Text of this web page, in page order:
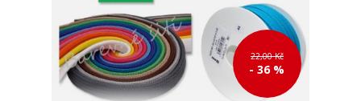
22,00 Kč
- 36 %